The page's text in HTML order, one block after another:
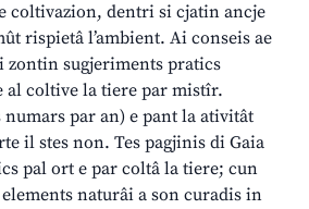
coltivazion, dentri si cjatin ancje
rispietâ l’ambient. Ai conseis ae
zontin sugjeriments pratics
al coltive la tiere par mistîr.
par an) e pant la ativitât
il stes non. Tes pagjinis di Gaia
pal ort e par coltâ la tiere; cun
naturâi a son curadis in